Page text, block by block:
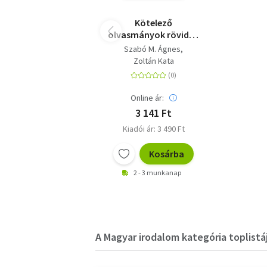
Kötelező
olvasmányok röviden
felsősöknek - 5-8.
osztályosoknak
Szabó M. Ágnes
Zoltán Kata
Online ár:
3 141 Ft
Kiadói ár: 3 490 Ft
Kosárba
2 - 3 munkanap
A Magyar irodalom kategória